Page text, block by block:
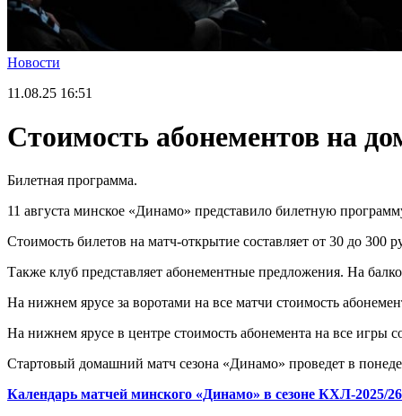
Новости
11.08.25 16:51
Стоимость абонементов на
Билетная программа.
11 августа минское «Динамо» представило билетную
Стоимость билетов на матч-открытие составляет от 30 до
Также клуб представляет абонементные предложения. На
На нижнем ярусе за воротами на все матчи стоимость
На нижнем ярусе в центре стоимость абонемента на все
Стартовый домашний матч сезона «Динамо» проведет в
Календарь матчей минского «Динамо» в сезоне КХЛ-2025/26